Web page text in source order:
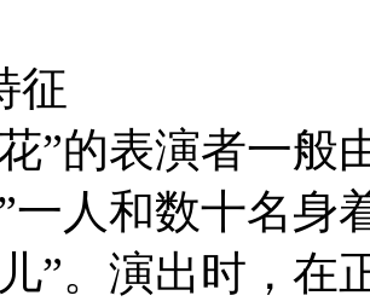
征
”的表演者一般
一人和数十名身
”。演出时，在